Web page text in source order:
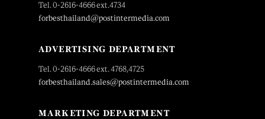
Tel. 0-2616-4666 ext.4734
forbesthailand@postintermedia.com
ADVERTISING DEPARTMENT
Tel. 0-2616-4666 ext. 4768,4725
forbesthailand.sales@postintermedia.com
MARKETING DEPARTMENT